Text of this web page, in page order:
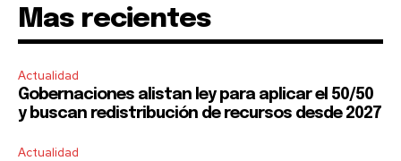
Mas recientes
Actualidad
Gobernaciones alistan ley para aplicar el 50/50
y buscan redistribución de recursos desde 2027
Actualidad